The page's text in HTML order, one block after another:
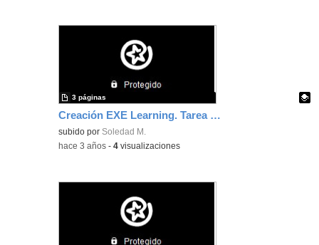
Creación EXE Learning. Tarea 3. Soledad Moreno
Contenido educativo.
subido por Soledad M.
3 páginas
-hace 3 años -4 visualizaciones